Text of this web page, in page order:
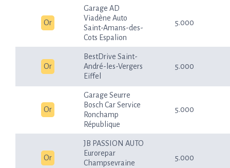
Or
Garage AD
Viadène Auto
Saint-Amans-des-
Cots Espalion
5.000
Or
BestDrive Saint-
André-les-Vergers
Eiffel
5.000
Or
Garage Seurre
Bosch Car Service
Ronchamp
République
5.000
Or
JB PASSION AUTO
Eurorepar
Champsevraine
5.000